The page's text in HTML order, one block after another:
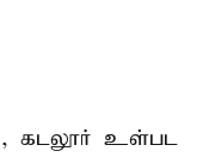
கடலூர் உள்பட